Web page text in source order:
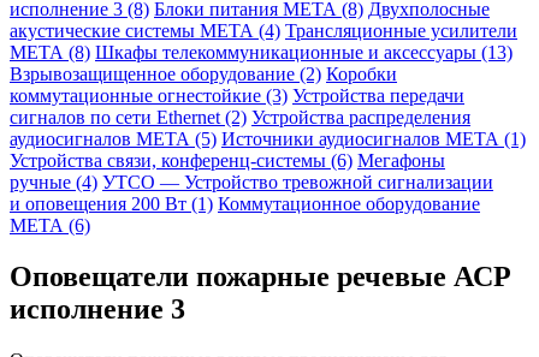
исполнение 3 (8) Блоки питания МЕТА (8) Двухполосные
акустические системы МЕТА (4) Трансляционные усилители
META (8) Шкафы телекоммуникационные и аксессуары (13)
Взрывозащищенное оборудование (2) Коробки
коммутационные огнестойкие (3) Устройства передачи
сигналов по сети Ethernet (2) Устройства распределения
аудиосигналов МЕТА (5) Источники аудиосигналов МЕТА (1)
Устройства связи, конференц-системы (6) Мегафоны
ручные (4) УТСО — Устройство тревожной сигнализации
и оповещения 200 Вт (1) Коммутационное оборудование
МЕТА (6)
Оповещатели пожарные речевые АСР
исполнение 3